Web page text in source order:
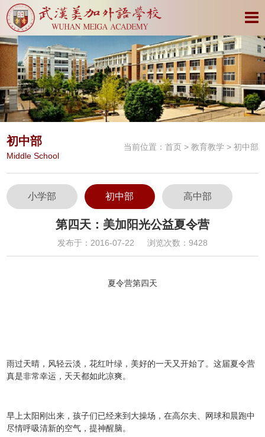
初中部
Middle School
当前位置： 首页> 教育教学 > 初中部
小学部 初中部 高中部
第四天：美加阳光公益夏令营
发布于：2016-07-22 浏览次数：9428
夏令营第四天
雨过天晴，风轻云淡，花红叶绿，美好的一天又开始了。这届夏令营
真是非常幸运，天天都如此凉爽。
早上太阳刚出来，孩子们已经来到大操场，在高尔夫、网球和晨跑中
尽情呼吸清新的空气，提神醒脑。